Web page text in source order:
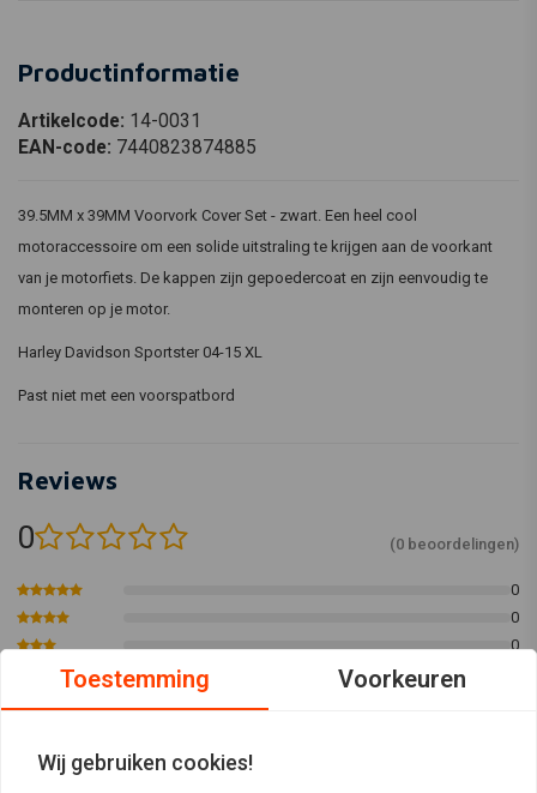
Productinformatie
Artikelcode: 14-0031
EAN-code: 7440823874885
39.5MM x 39MM Voorvork Cover Set - zwart. Een heel cool
motoraccessoire om een solide uitstraling te krijgen aan de voorkant
van je motorfiets. De kappen zijn gepoedercoat en zijn eenvoudig te
monteren op je motor.
Harley Davidson Sportster 04-15 XL
Past niet met een voorspatbord
Reviews
0 (0 beoordelingen)
0
0
0
Toestemming Voorkeuren
Wij gebruiken cookies!